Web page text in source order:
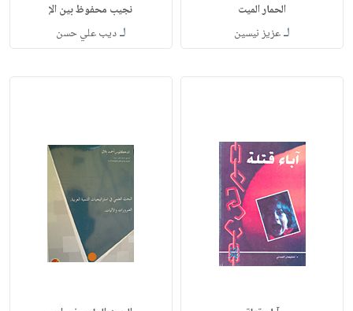
الحمار الميت
لـعزيز نيسين
نجيب محفوظ بين الإ
لـديب علي حسن